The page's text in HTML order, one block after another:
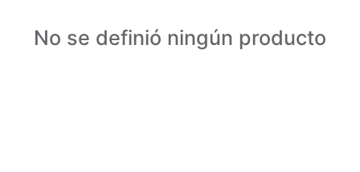
No se definió ningún producto